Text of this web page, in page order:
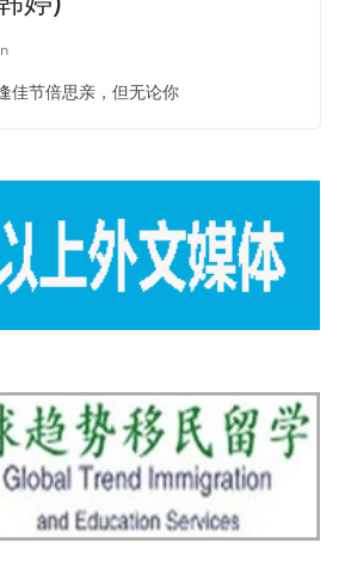
佳节倍思亲，但无论你